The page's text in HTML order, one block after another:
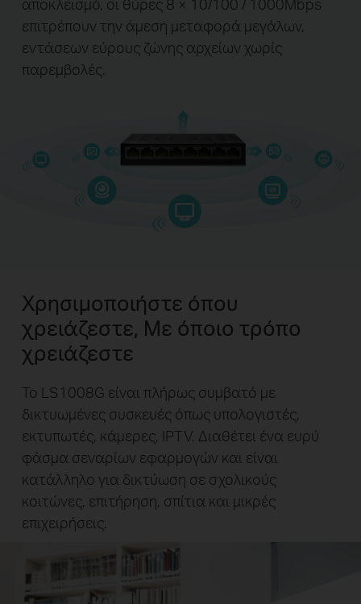
αποκλεισμό, οι θύρες 8 × 10/100 / 1000Mbps
επιτρέπουν την άμεση μεταφορά μεγάλων,
εντάσεων εύρους ζώνης αρχείων χωρίς
παρεμβολές.
Χρησιμοποιήστε όπου
χρειάζεστε, Με όποιο τρόπο
χρειάζεστε
Το LS1008G είναι πλήρως συμβατό με
δικτυωμένες συσκευές όπως υπολογιστές,
εκτυπωτές, κάμερες, IPTV. Διαθέτει ένα ευρύ
φάσμα σεναρίων εφαρμογών και είναι
κατάλληλο για δικτύωση σε σχολικούς
κοιτώνες, επιτήρηση, σπίτια και μικρές
επιχειρήσεις.